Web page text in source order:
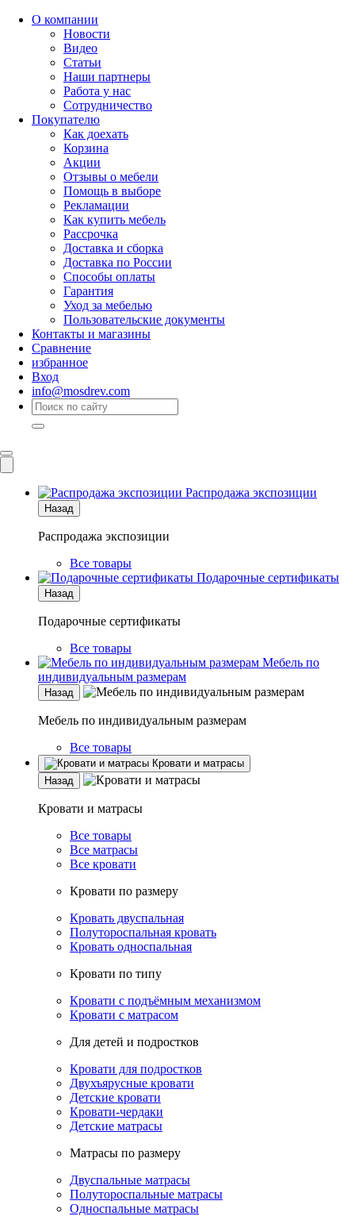
О компании
Новости
Видео
Статьи
Наши партнеры
Работа у нас
Сотрудничество
Покупателю
Как доехать
Корзина
Акции
Отзывы о мебели
Помощь в выборе
Рекламации
Как купить мебель
Рассрочка
Доставка и сборка
Доставка по России
Способы оплаты
Гарантия
Уход за мебелью
Пользовательские документы
Контакты и магазины
Сравнение
избранное
Вход
info@mosdrev.com
Распродажа экспозиции
Назад
Распродажа экспозиции
Все товары
Подарочные сертификаты
Назад
Подарочные сертификаты
Все товары
Мебель по
индивидуальным размерам
Назад
Мебель по индивидуальным размерам
Все товары
Кровати и матрасы
Назад
Кровати и матрасы
Все товары
Все матрасы
Все кровати
Кровати по размеру
Кровать двуспальная
Полутороспальная кровать
Кровать односпальная
Кровати по типу
Кровати с подъёмным механизмом
Кровати с матрасом
Для детей и подростков
Кровати для подростков
Двухъярусные кровати
Детские кровати
Кровати-чердаки
Детские матрасы
Матрасы по размеру
Двуспальные матрасы
Полутороспальные матрасы
Односпальные матрасы